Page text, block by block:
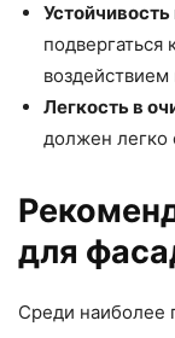
воздействием
Легкость в
должен легко
для
Среди наиболее